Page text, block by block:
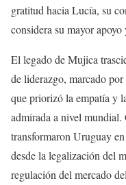
gratitud hacia Lucía, su
considera su mayor apoyo
El legado de Mujica
de liderazgo, marcado
que priorizó la empatía y
admirada a nivel
transformaron Uruguay
desde la legalización del
regulación del mercado